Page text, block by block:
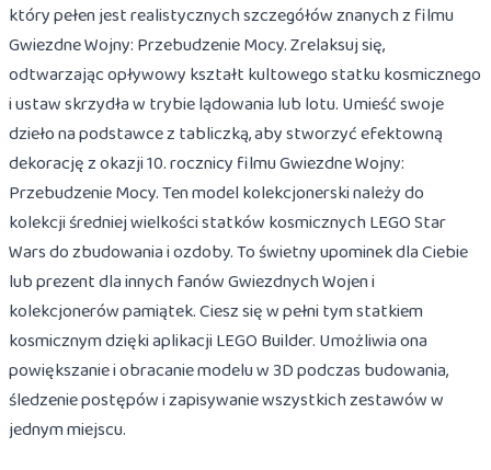
który pełen jest realistycznych szczegółów znanych z filmu
Gwiezdne Wojny: Przebudzenie Mocy. Zrelaksuj się,
odtwarzając opływowy kształt kultowego statku kosmicznego
i ustaw skrzydła w trybie lądowania lub lotu. Umieść swoje
dzieło na podstawce z tabliczką, aby stworzyć efektowną
dekorację z okazji 10. rocznicy filmu Gwiezdne Wojny:
Przebudzenie Mocy. Ten model kolekcjonerski należy do
kolekcji średniej wielkości statków kosmicznych LEGO Star
Wars do zbudowania i ozdoby. To świetny upominek dla Ciebie
lub prezent dla innych fanów Gwiezdnych Wojen i
kolekcjonerów pamiątek. Ciesz się w pełni tym statkiem
kosmicznym dzięki aplikacji LEGO Builder. Umożliwia ona
powiększanie i obracanie modelu w 3D podczas budowania,
śledzenie postępów i zapisywanie wszystkich zestawów w
jednym miejscu.